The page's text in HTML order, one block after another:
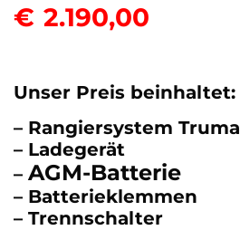
€ 2.190,00
Unser Preis beinhaltet:
– Rangiersystem
– Ladegerät
– AGM-Batterie
– Batterieklemmen
– Trennschalter